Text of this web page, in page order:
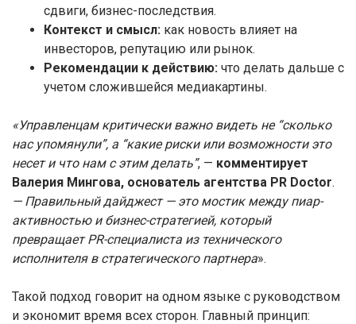
сдвиги, бизнес-последствия.
Контекст и смысл: как новость влияет на
инвесторов, репутацию или рынок.
Рекомендации к действию: что делать дальше с
учетом сложившейся медиакартины.
«Управленцам критически важно видеть не “сколько
нас упомянули”, а “какие риски или возможности это
несет и что нам с этим делать”, — комментирует
Валерия Мингова, основатель агентства PR Doctor.
— Правильный дайджест — это мостик между пиар-
активностью и бизнес-стратегией, который
превращает PR-специалиста из технического
исполнителя в стратегического партнера».
Такой подход говорит на одном языке с руководством
и экономит время всех сторон. Главный принцип: